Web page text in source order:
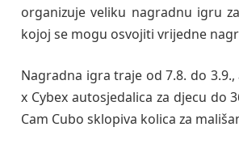
organizuje veliku nagradnu igru
kojoj se mogu osvojiti vrijedne
Nagradna igra traje od 7.8. do
x Cybex autosjedalica za djecu do
Cam Cubo sklopiva kolica za